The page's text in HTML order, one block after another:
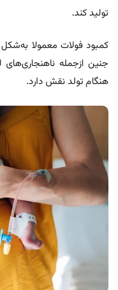
تولید کند.
کمبود فولات معمولا
جنین ازجمله
هنگام تولد نقش دارد.